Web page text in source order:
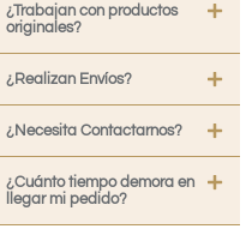
¿Trabajan con productos
originales?
¿Realizan Envíos?
¿Necesita Contactarnos?
¿Cuánto tiempo demora en
llegar mi pedido?